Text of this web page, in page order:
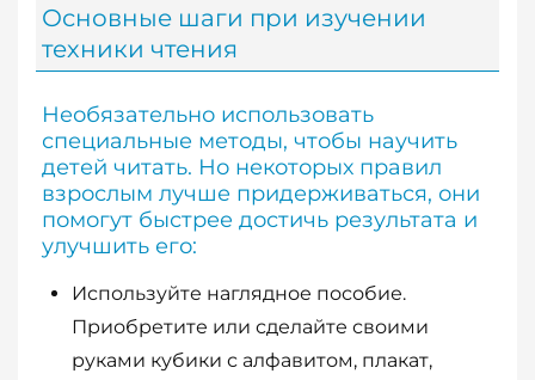
Основные шаги при изучении
техники чтения
Необязательно использовать
специальные методы, чтобы научить
детей читать. Но некоторых правил
взрослым лучше придерживаться, они
помогут быстрее достичь результата и
улучшить его:
Используйте наглядное пособие.
Приобретите или сделайте своими
руками кубики с алфавитом, плакат,